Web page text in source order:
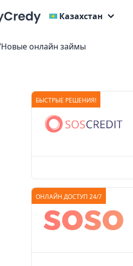
Казахстан
Новые онлайн займы
БЫСТРЫЕ РЕШЕНИЯ!
ОНЛАЙН ДОСТУП 24/7